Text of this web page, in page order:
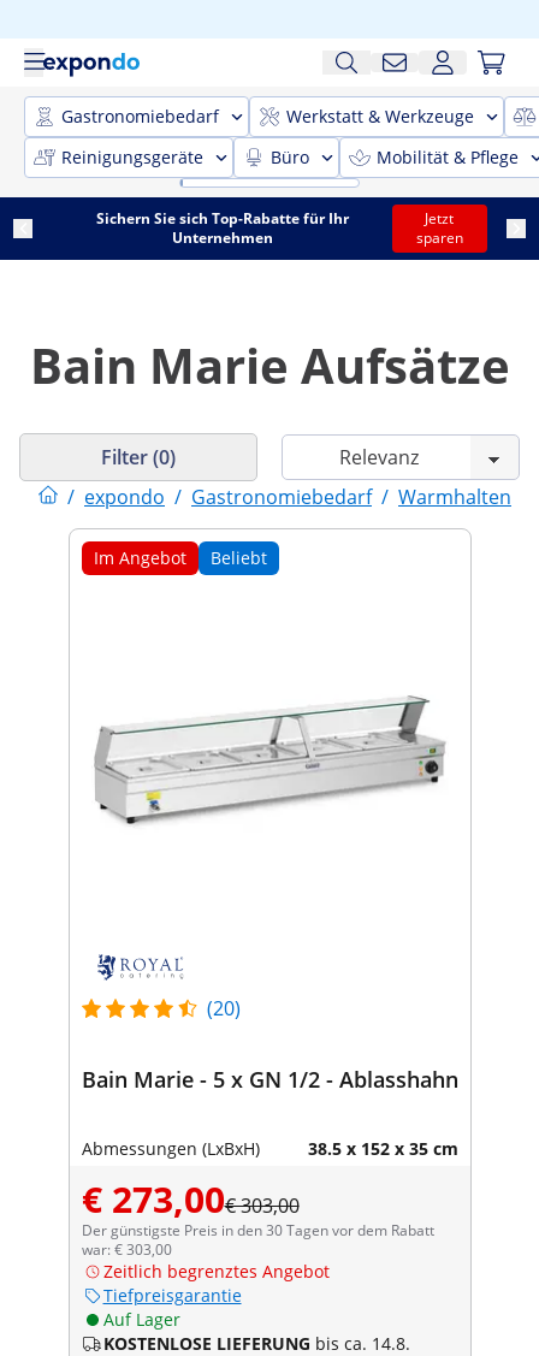
Gastronomiebedarf
Werkstatt & Werkzeuge
Reinigungsgeräte
Büro Mobilität & Pflege
Sichern Sie sich Top-Rabatte für Ihr
Unternehmen
Jetzt
sparen
Bain Marie Aufsätze
/ expondo / Gastronomiebedarf / Warmhalten
Filter (0)
Im Angebot Beliebt
(20)
Bain Marie - 5 x GN 1/2 - Ablasshahn
Abmessungen (LxBxH) 38.5 x 152 x 35 cm
€ 273,00€ 303,00
Der günstigste Preis in den 30 Tagen vor dem Rabatt
war: € 303,00
Zeitlich begrenztes Angebot
Tiefpreisgarantie
Auf Lager
KOSTENLOSE LIEFERUNG bis ca. 14.8.